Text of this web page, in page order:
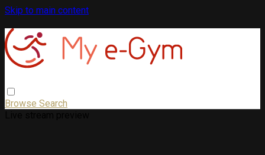
Skip to main content
Browse Search